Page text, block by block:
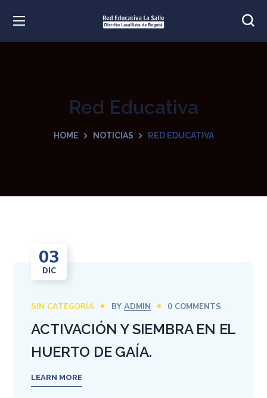
Red Educativa
HOME NOTICIAS RED EDUCATIVA
03
DIC
SIN CATEGORÍA BY ADMIN 0 COMMENTS
ACTIVACIÓN Y SIEMBRA EN EL
HUERTO DE GAÍA.
LEARN MORE